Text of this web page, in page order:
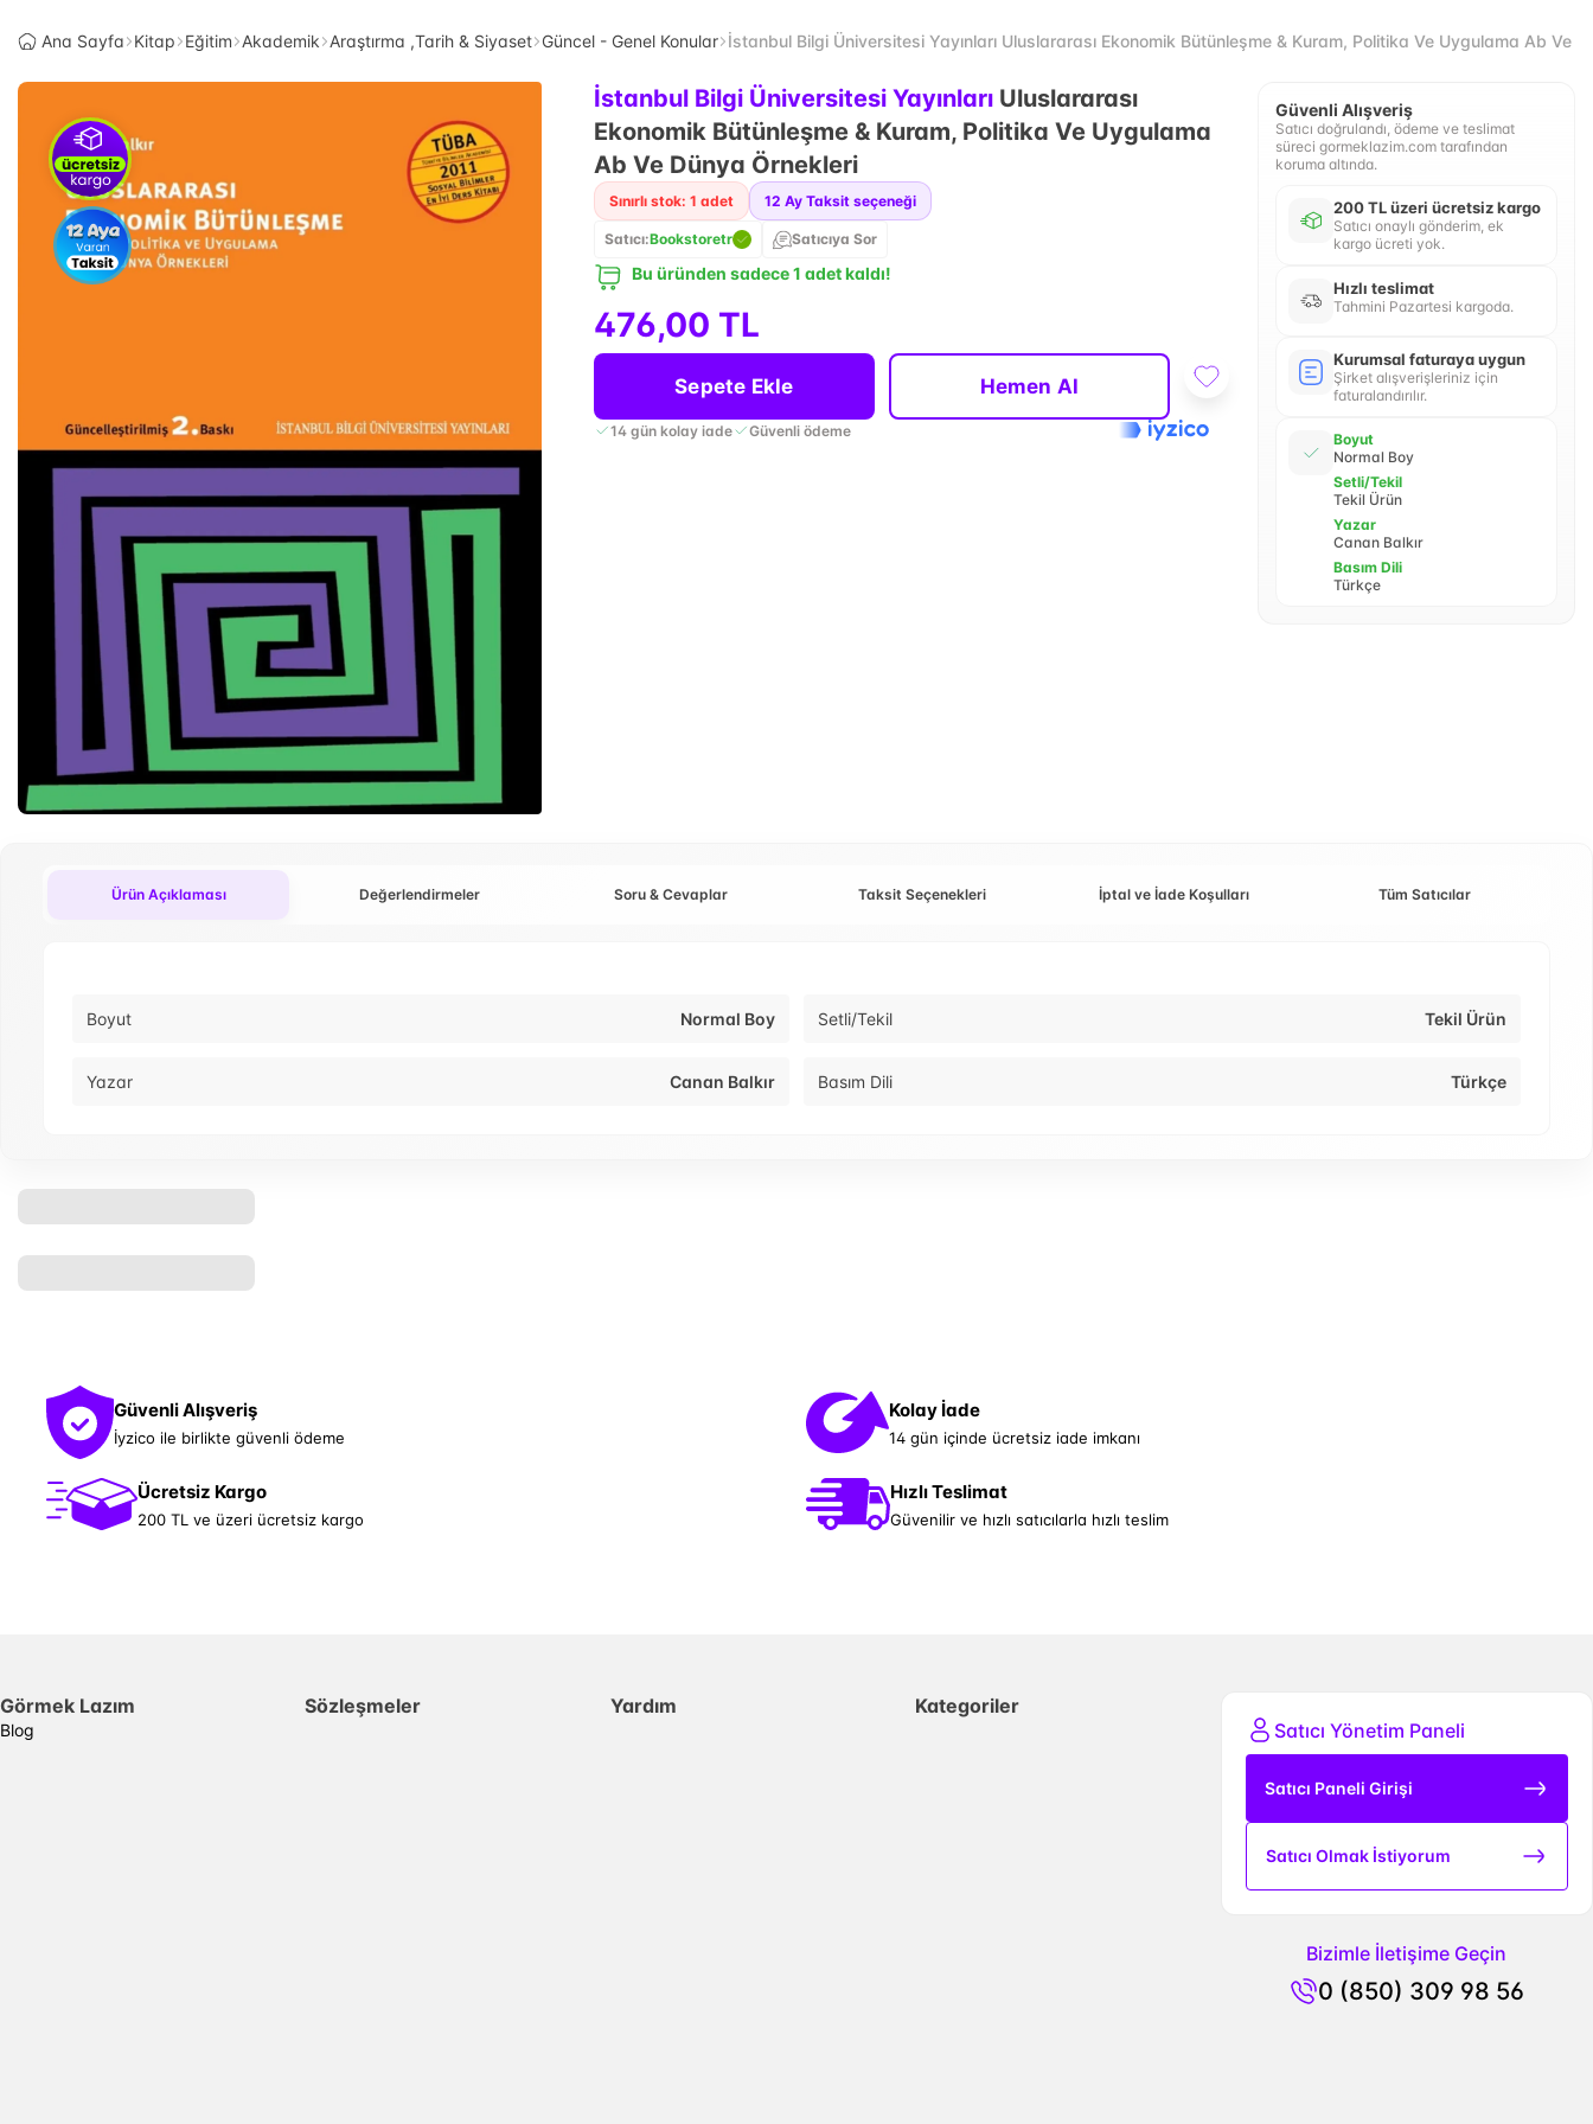
Ana Sayfa Kitap Eğitim Akademik Araştırma ,Tarih & Siyaset Güncel - Genel Konular İstanbul Bilgi Üniversitesi Yayınları Uluslararası Ekonomik Bütünleşme & Kuram, Politika Ve Uygulama Ab Ve
İstanbul Bilgi Üniversitesi Yayınları Uluslararası
Ekonomik Bütünleşme & Kuram, Politika Ve Uygulama
Ab Ve Dünya Örnekleri
Sınırlı stok: 1 adet 12 Ay Taksit seçeneği
Satıcı:Bookstoretr Satıcıya Sor
Bu üründen sadece 1 adet kaldı!
476,00 TL
Sepete Ekle Hemen Al
14 gün kolay iade Güvenli ödeme
Güvenli Alışveriş
Satıcı doğrulandı, ödeme ve teslimat
süreci gormeklazim.com tarafından
koruma altında.
200 TL üzeri ücretsiz kargo
Satıcı onaylı gönderim, ek
kargo ücreti yok.
Hızlı teslimat
Tahmini Pazartesi kargoda.
Kurumsal faturaya uygun
Şirket alışverişleriniz için
faturalandırılır.
Boyut
Normal Boy
Setli/Tekil
Tekil Ürün
Yazar
Canan Balkır
Basım Dili
Türkçe
Ürün Açıklaması Değerlendirmeler Soru & Cevaplar Taksit Seçenekleri İptal ve İade Koşulları Tüm Satıcılar
Boyut Normal Boy Setli/Tekil Tekil Ürün
Yazar Canan Balkır Basım Dili Türkçe
Güvenli Alışveriş
İyzico ile birlikte güvenli ödeme
Kolay İade
14 gün içinde ücretsiz iade imkanı
Ücretsiz Kargo
200 TL ve üzeri ücretsiz kargo
Hızlı Teslimat
Güvenilir ve hızlı satıcılarla hızlı teslim
Görmek Lazım
Blog
Sözleşmeler Yardım
Kategoriler
Satıcı Yönetim Paneli
Satıcı Paneli Girişi
Satıcı Olmak İstiyorum
Bizimle İletişime Geçin
0 (850) 309 98 56